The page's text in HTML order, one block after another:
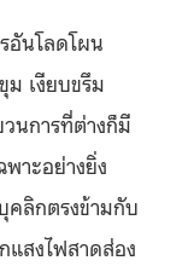
อันโลดโผน
ม เงียบขรึม
นการที่ต่างก็มี
าะอย่างยิ่ง
ลิกตรงข้ามกับ
แสงไฟสาดส่อง